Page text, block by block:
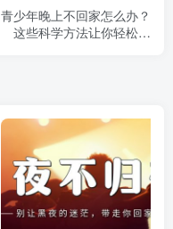
青少年晚上不回家怎么办？
这些科学方法让你轻松应